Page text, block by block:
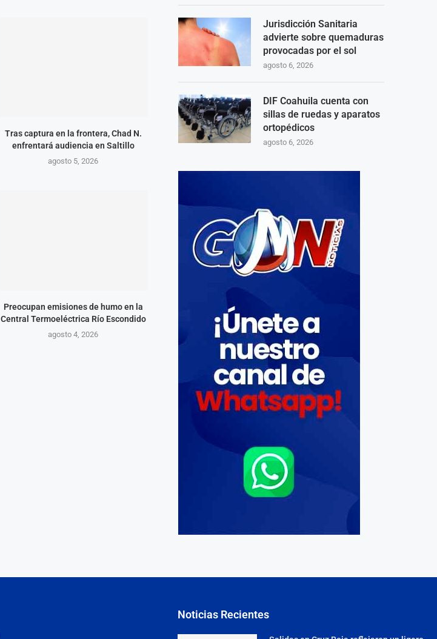
Tras captura en la frontera, Chad N.
enfrentará audiencia en Saltillo
agosto 5, 2026
Preocupan emisiones de humo en la
Central Termoeléctrica Río Escondido
agosto 4, 2026
Jurisdicción Sanitaria
advierte sobre quemaduras
provocadas por el sol
agosto 6, 2026
DIF Coahuila cuenta con
sillas de ruedas y aparatos
ortopédicos
agosto 6, 2026
Noticias Recientes